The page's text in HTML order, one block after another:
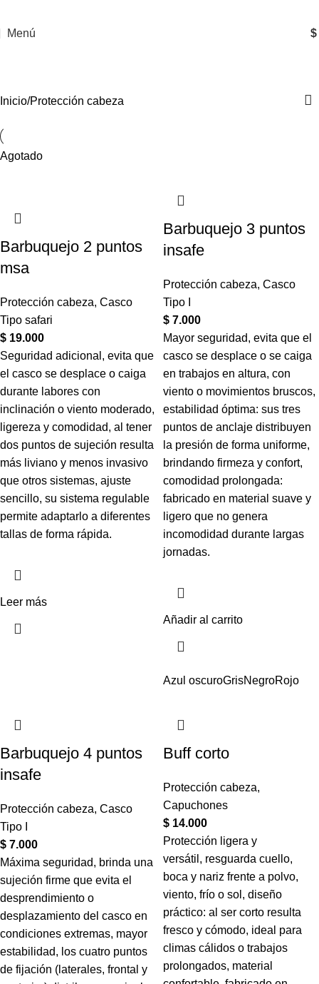
Menú $
Inicio Protección cabeza
Agotado
Barbuquejo 2 puntos
msa
Protección cabeza, Casco
Tipo safari
$ 19.000
Seguridad adicional, evita que
el casco se desplace o caiga
durante labores con
inclinación o viento moderado,
ligereza y comodidad, al tener
dos puntos de sujeción resulta
más liviano y menos invasivo
que otros sistemas, ajuste
sencillo, su sistema regulable
permite adaptarlo a diferentes
tallas de forma rápida.
Leer más
Barbuquejo 3 puntos
insafe
Protección cabeza, Casco
Tipo I
$ 7.000
Mayor seguridad, evita que el
casco se desplace o se caiga
en trabajos en altura, con
viento o movimientos bruscos,
estabilidad óptima: sus tres
puntos de anclaje distribuyen
la presión de forma uniforme,
brindando firmeza y confort,
comodidad prolongada:
fabricado en material suave y
ligero que no genera
incomodidad durante largas
jornadas.
Añadir al carrito
Barbuquejo 4 puntos
insafe
Protección cabeza, Casco
Tipo I
$ 7.000
Máxima seguridad, brinda una
sujeción firme que evita el
desprendimiento o
desplazamiento del casco en
condiciones extremas, mayor
estabilidad, los cuatro puntos
de fijación (laterales, frontal y
Azul oscuroGrisNegroRojo
Buff corto
Protección cabeza,
Capuchones
$ 14.000
Protección ligera y
versátil, resguarda cuello,
boca y nariz frente a polvo,
viento, frío o sol, diseño
práctico: al ser corto resulta
fresco y cómodo, ideal para
climas cálidos o trabajos
prolongados, material